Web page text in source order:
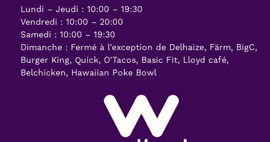
Lundi – Jeudi : 10:00 – 19:30
Vendredi : 10:00 – 20:00
Samedi : 10:00 – 19:30
Dimanche : Fermé à l’exception de Delhaize, Färm, BigC,
Burger King, Quick, O’Tacos, Basic Fit, Lloyd café,
Belchicken, Hawaiian Poke Bowl